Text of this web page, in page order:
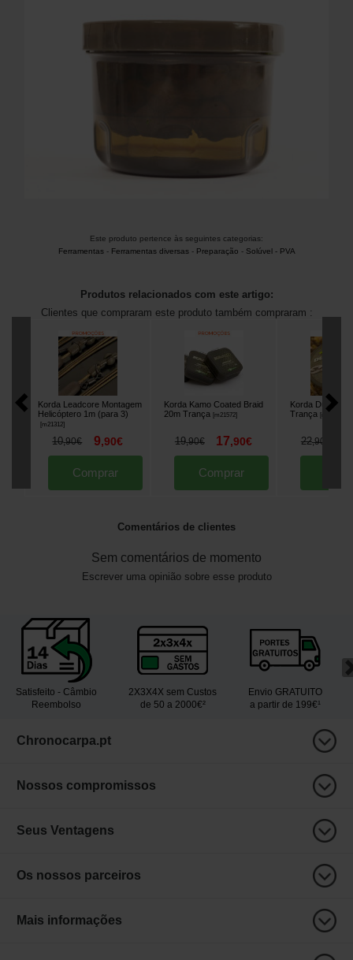
Este produto pertence às seguintes categorias:
Ferramentas- Ferramentas diversas- Preparação - Solúvel - PVA
Produtos relacionados com este artigo:
Clientes que compraram este produto também compraram :
Korda Leadcore Montagem
Helicóptero 1m (para 3)
[m21312]
10,90€ 9,90€
Comprar
Korda Kamo Coated Braid
20m Trança
[m21572]
19,90€ 17,90€
Comprar
Korda DuraKord
Trança
[m21573
22,90
Comentários de clientes
Sem comentários de momento
Escrever uma opinião sobre esse produto
Satisfeito - Câmbio
Reembolso
2X3X4X sem Custos
de 50 a 2000€²
Envio GRATUITO
a partir de 199€¹
Chronocarpa.pt
Nossos compromissos
Seus Ventagens
Os nossos parceiros
Mais informações